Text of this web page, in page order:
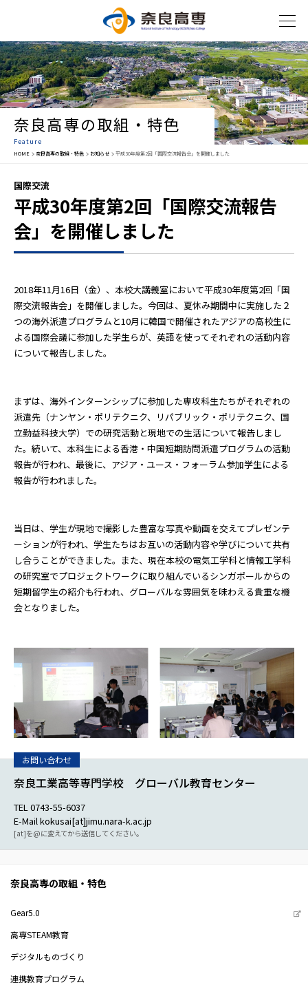
奈良高専の取組・特色
Feature
HOME 奈良高専の取組・特色 お知らせ 平成30年度第2回「国際交流報告会」を開催しました
国際交流
平成30年度第2回「国際交流報告
会」を開催しました
2018年11月16日（金）、本校大講義室において平成30年度第2回「国
際交流報告会」を開催しました。今回は、夏休み期間中に実施した２
つの海外派遣プログラムと10月に韓国で開催されたアジアの高校生に
よる国際会議に参加した学生らが、英語を使ってそれぞれの活動内容
について報告しました。
まずは、海外インターンシップに参加した専攻科生たちがそれぞれの
派遣先（ナンヤン・ポリテクニク、リパブリック・ポリテクニク、国
立勤益科技大学）での研究活動と現地での生活について報告しまし
た。続いて、本科生による香港・中国短期訪問派遣プログラムの活動
報告が行われ、最後に、アジア・ユース・フォーラム参加学生による
報告が行われました。
当日は、学生が現地で撮影した豊富な写真や動画を交えてプレゼンテ
ーションが行われ、学生たちはお互いの活動内容や学びについて共有
し合うことができました。また、現在本校の電気工学科と情報工学科
の研究室でプロジェクトワークに取り組んでいるシンガポールからの
短期留学生の紹介も行われ、グローバルな雰囲気を味わえる貴重な機
会となりました。
奈良工業高等専門学校 グローバル教育センター
TEL 0743-55-6037
E-Mail kokusai[at]jimu.nara-k.ac.jp
[at]を@に変えてから送信してください。
奈良高専の取組・特色
Gear5.0
高専STEAM教育
デジタルものづくり
連携教育プログラム